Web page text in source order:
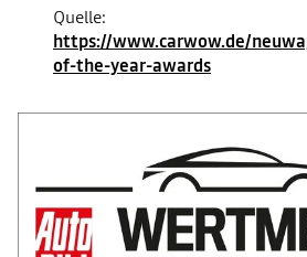
Quelle:
https://www.carwow.de/
of-the-year-awards